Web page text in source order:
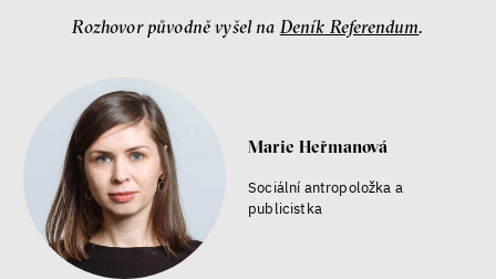
Rozhovor původně vyšel na Deník Referendum.
Marie Heřmanová
Sociální antropoložka a
publicistka